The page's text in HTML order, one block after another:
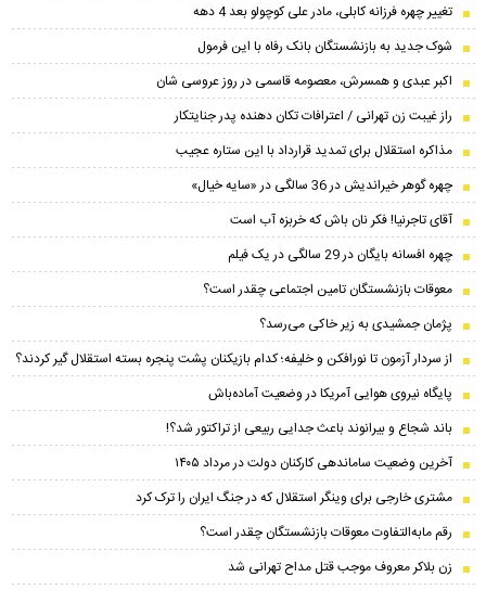
تغییر چهره فرزانه کابلی، مادر علی کوچولو بعد 4 دهه
شوک جدید به بازنشستگان بانک رفاه با این فرمول
اکبر عبدی و همسرش، معصومه قاسمی در روز عروسی شان
راز غیبت زن تهرانی / اعترافات تکان دهنده پدر جنایتکار
مذاکره استقلال برای تمدید قرارداد با این ستاره عجیب
چهره گوهر خیراندیش در 36 سالگی در «سایه خیال»
آقای تاجرنیا! فکر نان باش که خربزه آب است
چهره افسانه بایگان در 29 سالگی در یک فیلم
معوقات بازنشستگان تامین اجتماعی چقدر است؟
پژمان جمشیدی به زیر خاکی می‌رسد؟
از سردار آزمون تا نورافکن و خلیفه؛ کدام بازیکنان پشت پنجره بسته استقلال گیر کردند؟
پایگاه نیروی هوایی آمریکا در وضعیت آماده‌باش
باند شجاع و بیرانوند باعث جدایی ربیعی از تراکتور شد؟!
آخرین وضعیت ساماندهی کارکنان دولت در مرداد ۱۴۰۵
مشتری خارجی برای وینگر استقلال که در جنگ ایران را ترک کرد
رقم مابه‌التفاوت معوقات بازنشستگان چقدر است؟
زن بلاکر معروف موجب قتل مداح تهرانی شد